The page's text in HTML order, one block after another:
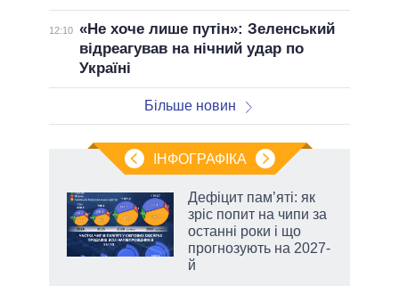
12:10 «Не хоче лише путін»: Зеленський
відреагував на нічний удар по
Україні
Більше новин
ІНФОГРАФІКА
Дефіцит пам’яті: як
зріс попит на чипи за
останні роки і що
прогнозують на 2027-
й